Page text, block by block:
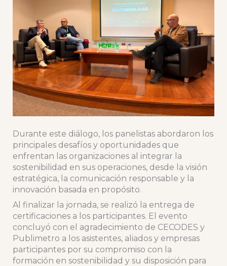
Durante este diálogo, los panelistas abordaron los
principales desafíos y oportunidades que
enfrentan las organizaciones al integrar la
sostenibilidad en sus operaciones, desde la visión
estratégica, la comunicación responsable y la
innovación basada en propósito.
Al finalizar la jornada, se realizó la entrega de
certificaciones a los participantes. El evento
concluyó con el agradecimiento de CECODES y
Publimetro a los asistentes, aliados y empresas
participantes por su compromiso con la
formación en sostenibilidad y su disposición para